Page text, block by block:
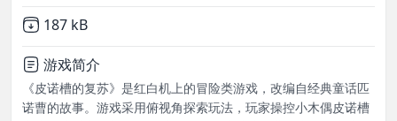
Not downloaded
187 kB
游戏简介
《皮诺槽的复苏》是红白机上的冒险类游戏，改编自经典童话匹
诺曹的故事。游戏采用俯视角探索玩法，玩家操控小木偶皮诺槽